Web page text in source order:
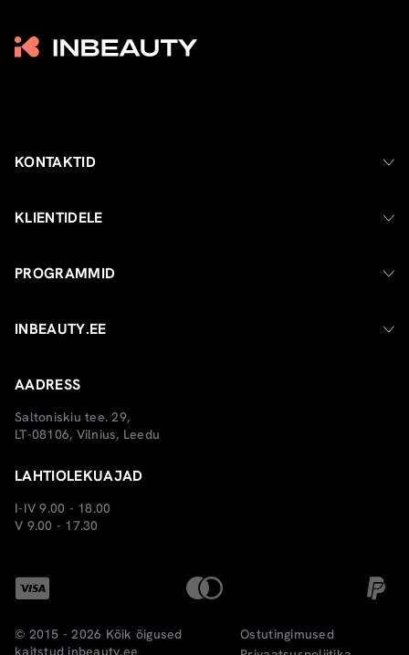
KONTAKTID
KLIENTIDELE
PROGRAMMID
INBEAUTY.EE
AADRESS
Saltoniskiu tee. 29,
LT-08106, Vilnius, Leedu
LAHTIOLEKUAJAD
I-IV 9.00 - 18.00
V 9.00 - 17.30
© 2015 - 2026 Kõik õigused
kaitstud inbeauty.ee
Ostutingimused